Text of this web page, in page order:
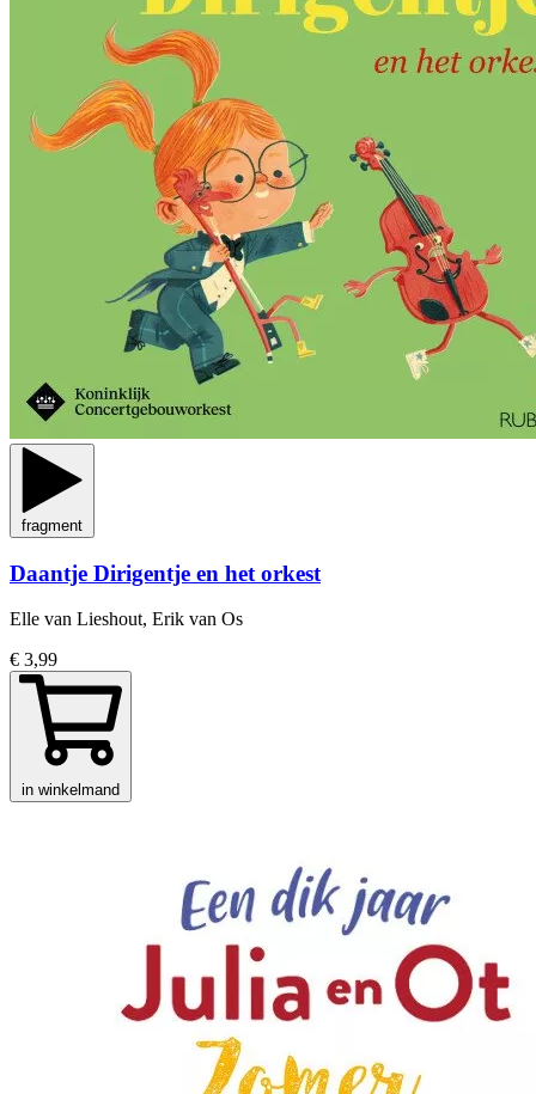
fragment
Daantje Dirigentje en het orkest
Elle van Lieshout, Erik van Os
€ 3,99
in winkelmand